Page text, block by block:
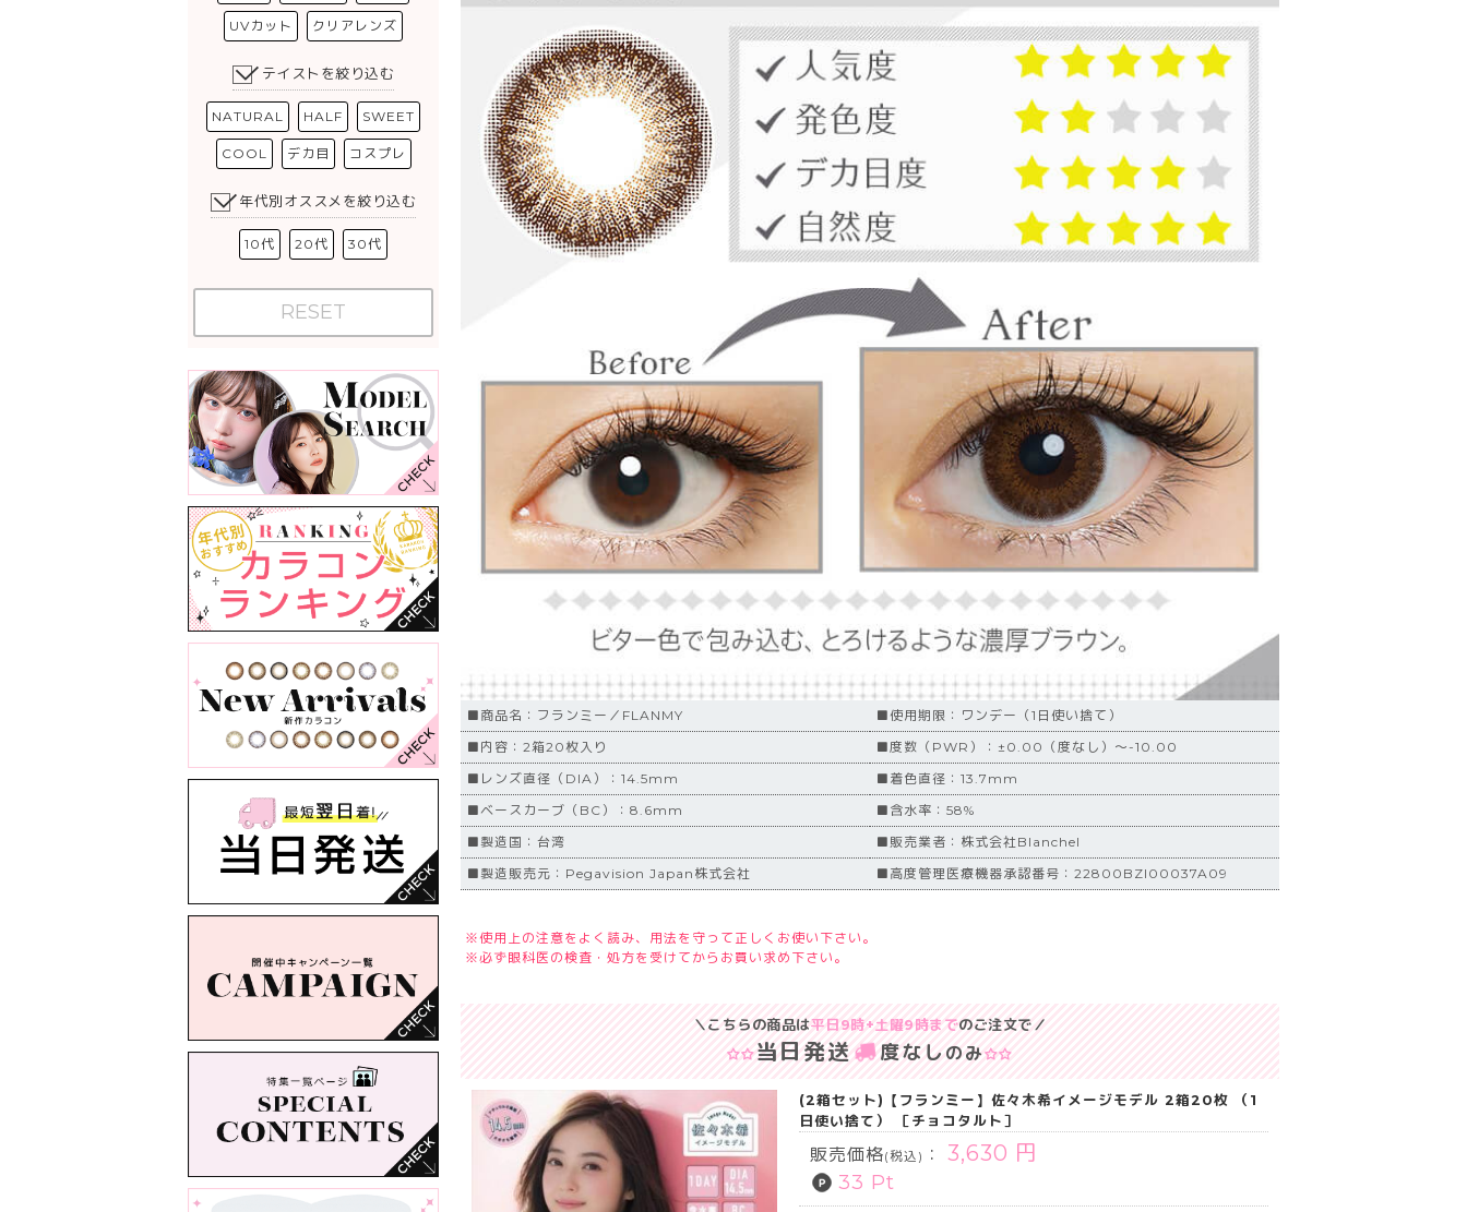
UVカット クリアレンズ
テイストを絞り込む
NATURAL HALF SWEET
COOL デカ目 コスプレ
年代別オススメを絞り込む
10代 20代 30代
RESET
■商品名：フランミー／FLANMY
■使用期限：ワンデー（1日使い捨て）
■内容：2箱20枚入り
■度数（PWR）：±0.00（度なし）～-10.00
■レンズ直径（DIA）：14.5mm
■着色直径：13.7mm
■ベースカーブ（BC）：8.6mm
■含水率：58%
■製造国：台湾
■販売業者：株式会社Blanchel
■製造販売元：Pegavision Japan株式会社
■高度管理医療機器承認番号：22800BZI00037A09
※使用上の注意をよく読み、用法を守って正しくお使い下さい。
※必ず眼科医の検査・処方を受けてからお買い求め下さい。
＼こちらの商品は平日9時+土曜9時までのご注文で／
当日発送 度なし のみ
(2箱セット)【フランミー】佐々木希イメージモデル 2箱20枚 （1
日使い捨て） ［チョコタルト］
販売価格(税込) ： 3,630 円
33 Pt